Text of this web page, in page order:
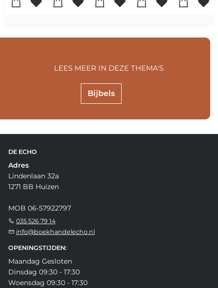
Bijbels
LEES MEER IN DEZE THEMA'S
DE ECHO
Adres
Lindenlaan 32a
1271 BB Huizen
MOB 06-57922797
035 526 79 14
info@boekhandelecho.nl
OPENINGSTIJDEN:
Maandag Gesloten
Dinsdag 09:30 - 17:30
Woensdag 09:30 - 17:30